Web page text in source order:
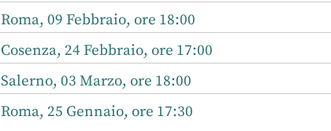
Roma, 09 Febbraio, ore 18:00
Cosenza, 24 Febbraio, ore 17:00
Salerno, 03 Marzo, ore 18:00
Roma, 25 Gennaio, ore 17:30